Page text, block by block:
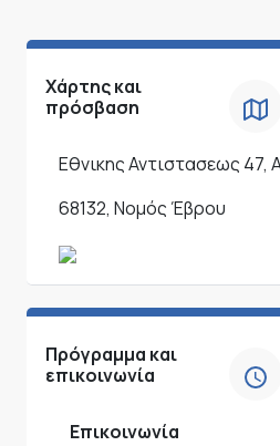
Χάρτης και
πρόσβαση
Εθνικης Αντιστασεως 47,
68132, Νομός Έβρου
Πρόγραμμα και
επικοινωνία
Επικοινωνία